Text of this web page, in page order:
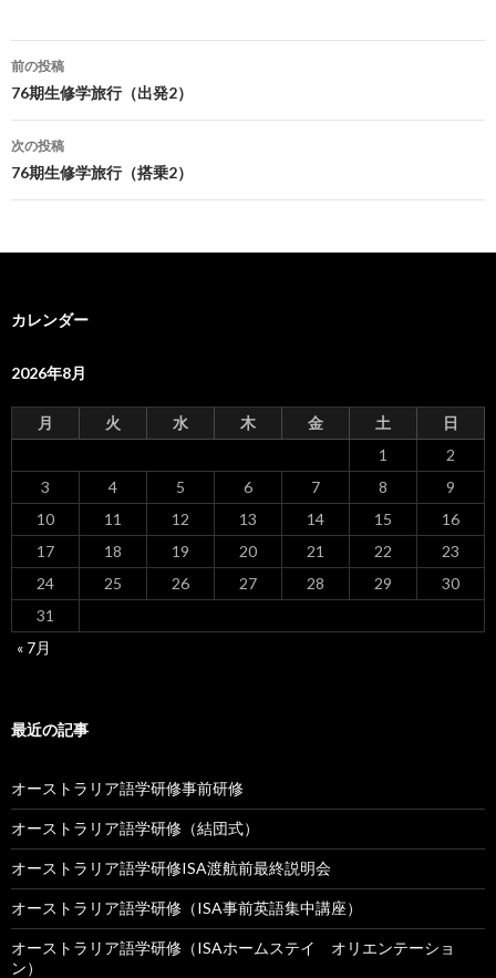
投
稿
ナ
ビ
ゲ
ー
ョ
ン
前の投稿
76期生修学旅行（出発2）
次の投稿
76期生修学旅行（搭乗2）
カレンダー
2026年8月
月 火 水 木 金 土
日
1
2
3
4 5 6 7 8
9
10
11 12 13 14 15
16
17
18 19 20 21 22
23
24
25 26 27 28 29
30
31
« 7月
最近の記事
オーストラリア語学研修事前研修
オーストラリア語学研修（結団式）
オーストラリア語学研修ISA渡航前最終説明会
オーストラリア語学研修（ISA事前英語集中講座）
オーストラリア語学研修（ISAホームステイ オリエンテーショ
ン）